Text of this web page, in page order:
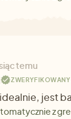
temu
ZWERYFIKOWANY
jest
z